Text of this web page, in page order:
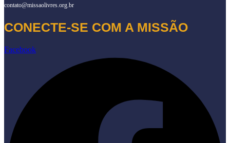
contato@missaolivres.org.br
CONECTE-SE COM A MISSÃO
Facebook